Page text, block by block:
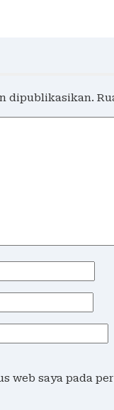
dipublikasikan.
web saya pada